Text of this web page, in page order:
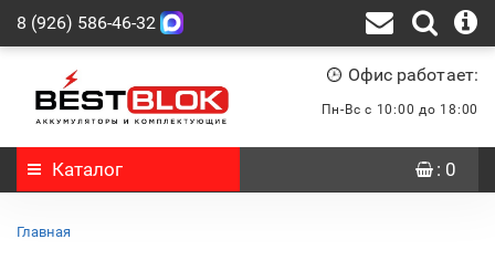
8 (926) 586-46-32
Офис работает:
Пн-Вс с 10:00 до 18:00
Каталог : 0
Главная